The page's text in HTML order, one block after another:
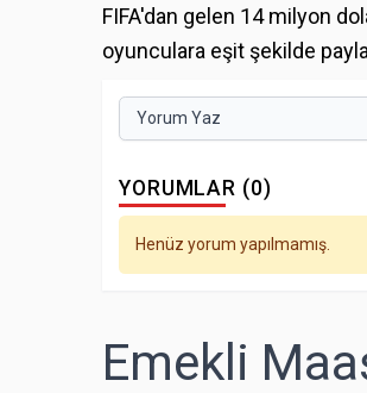
FIFA'dan gelen 14 milyon
oyunculara eşit şekilde
Yorum Yaz
YORUMLAR (0)
Henüz yorum yapılmamış.
Emekli